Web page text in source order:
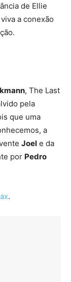
de Ellie
a conexão
, The Last
pela
que uma
a
Joel e da
por Pedro
.